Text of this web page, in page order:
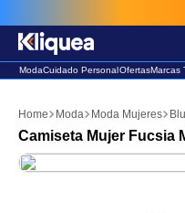
Envío rápido, gratis
ModaCuidado PersonalOfertasMarcas
Moda Moda Mujeres
Camiseta Mujer Fucsia
2. sandalia